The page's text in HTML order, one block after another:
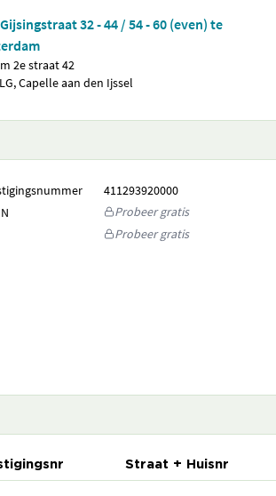
32 - 44 / 54 - 60 (even) te
2e straat 42
Capelle aan den Ijssel
411293920000
Probeer gratis
Probeer gratis
Straat + Huisnr